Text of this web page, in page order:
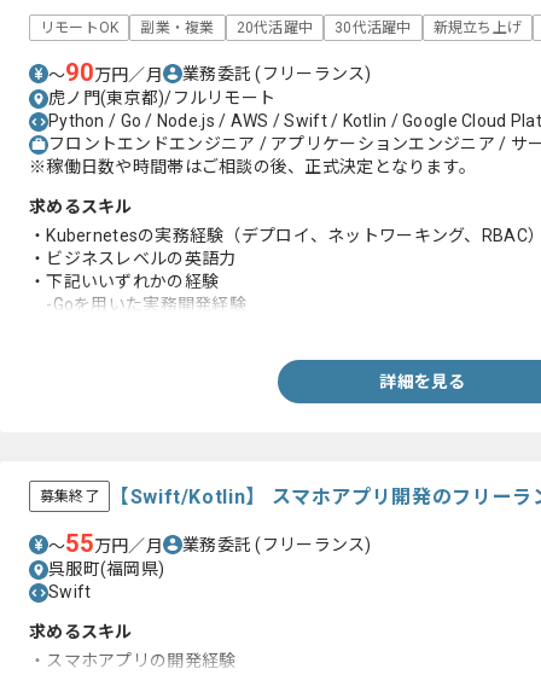
リモートOK 副業・複業 20代活躍中 30代活躍中 新規立ち上げ
〜90万円／月 業務委託(フリーランス)
虎ノ門(東京都)/フルリモート
Python / Go / Node.js / AWS / Swift / Kotlin / Google Cloud
フロントエンドエンジニア / アプリケーションエンジニア / サ
※稼働日数や時間帯はご相談の後、正式決定となります。
求めるスキル
・Kubernetesの実務経験（デプロイ、ネットワーキング、RBAC
・ビジネスレベルの英語力
・下記いいずれかの経験
-Goを用いた実務開発経験
詳細を見る
募集終了 【Swift/Kotlin】 スマホアプリ開発のフリーラ
〜55万円／月 業務委託(フリーランス)
呉服町(福岡県)
Swift
求めるスキル
・スマホアプリの開発経験